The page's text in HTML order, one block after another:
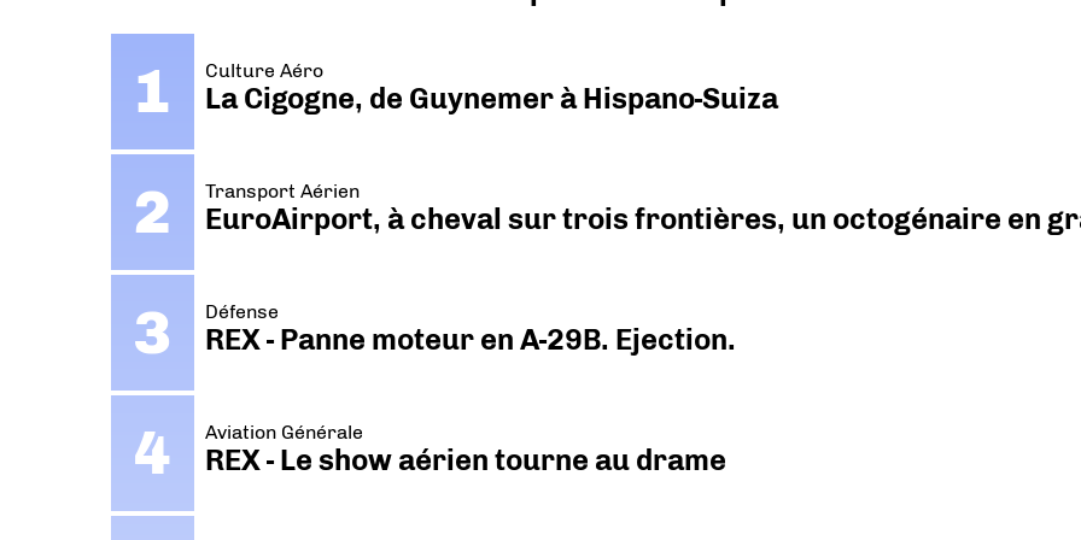
Culture Aéro
La Cigogne, de Guynemer à Hispano-Suiza
Transport Aérien
EuroAirport, à cheval sur trois frontières, un octogénaire en
Défense
REX - Panne moteur en A-29B. Ejection.
Aviation Générale
REX - Le show aérien tourne au drame